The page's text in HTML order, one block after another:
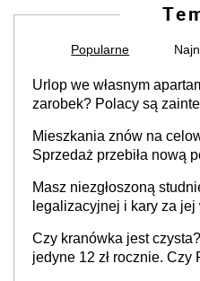
Popularne
Urlop we własnym
zarobek? Polacy są
Mieszkania znów na
Sprzedaż przebiła nową
Masz niezgłoszoną
legalizacyjnej i kary za
Czy kranówka jest
jedyne 12 zł rocznie.